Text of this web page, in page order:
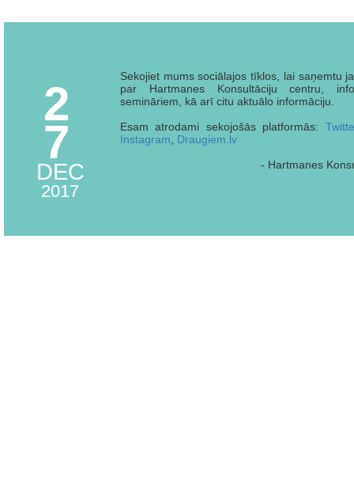
2
7
DEC
2017
Sekojiet mums sociālajos tīklos, lai saņemtu
par Hartmanes Konsultāciju centru,
semināriem, kā arī citu aktuālo informāciju.
Esam atrodami sekojošās platformās:
Instagram
Draugiem.lv
- Hartmanes